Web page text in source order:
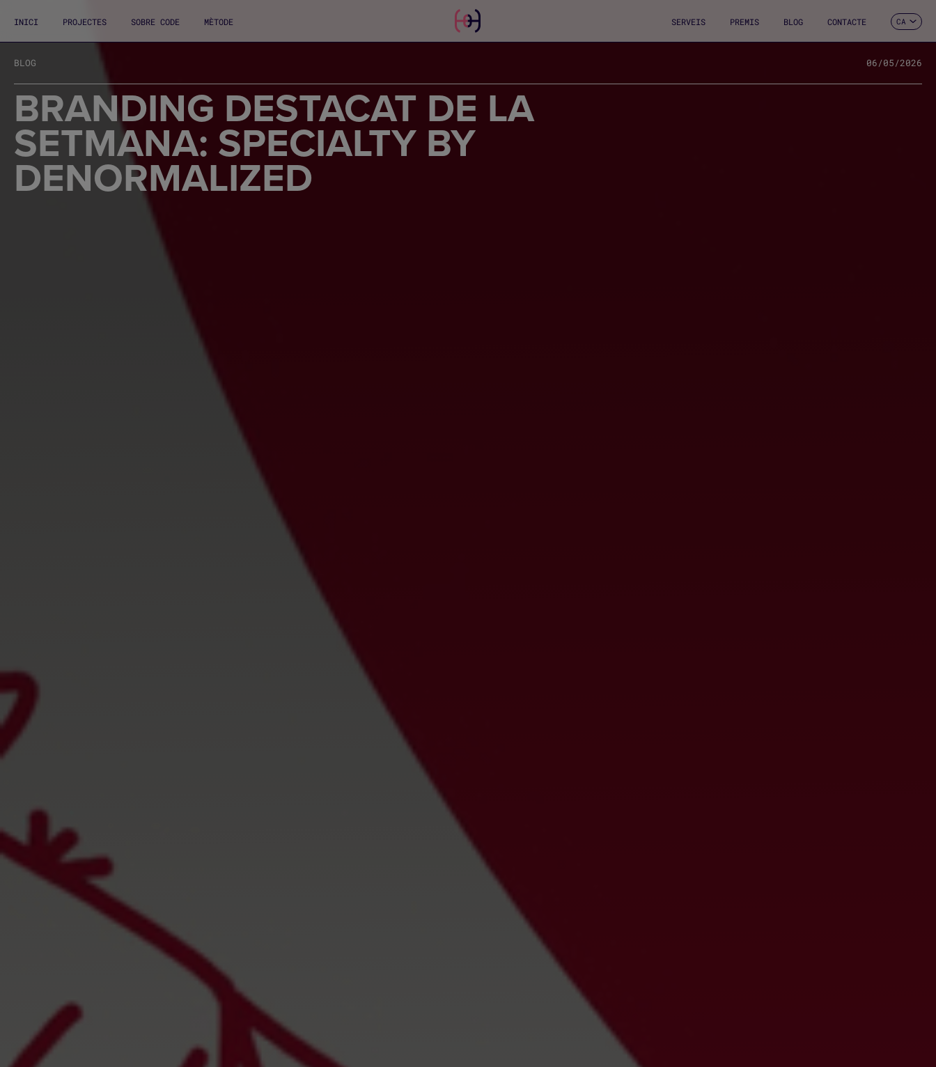
INICI PROJECTES SOBRE CODE MÈTODE SERVEIS PREMIS BLOG CONTACTE CA
FR
IT
BLOG 06/05/2026
BRANDING DESTACAT DE LA
SETMANA: SPECIALTY BY
DENORMALIZED